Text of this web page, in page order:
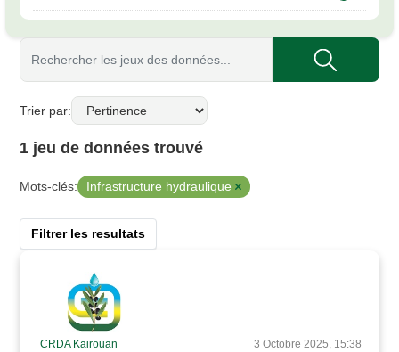
Trier par
1 jeu de données trouvé
Mots-clés: Infrastructure hydraulique
Filtrer les resultats
CRDA Kairouan 3 Octobre 2025, 15:38